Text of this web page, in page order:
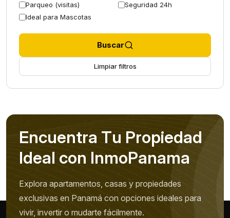
Parqueo (visitas)
Seguridad 24h
Ideal para Mascotas
Buscar
Limpiar filtros
Encuentra Tu Propiedad
Ideal con InmoPanama
Explora apartamentos, casas y propiedades
exclusivas en Panamá con opciones ideales para
vivir, invertir o mudarte fácilmente.